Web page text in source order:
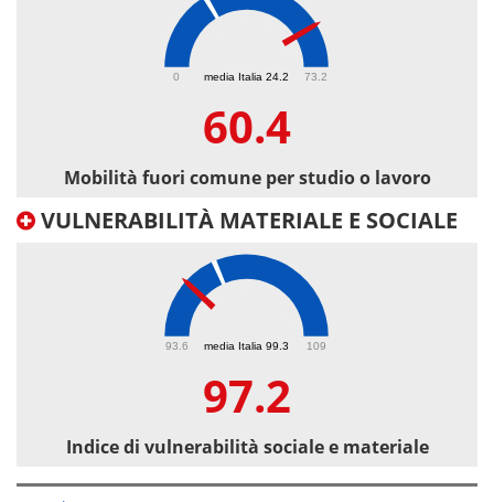
media Italia 24.2
0 73.2
60.4
Mobilità fuori comune per studio o lavoro
VULNERABILITÀ MATERIALE E SOCIALE
media Italia 99.3
93.6 109
97.2
Indice di vulnerabilità sociale e materiale